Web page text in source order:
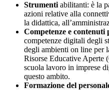
Strumenti abilitanti: è la
azioni relative alla
la didattica,
Competenze e contenuti
competenze digitali degli
degli ambienti on line per
Risorse Educative Aperte
scuola lavoro in imprese
questo ambito.
Formazione del